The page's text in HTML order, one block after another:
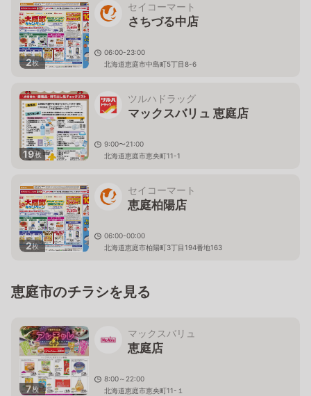
2枚
セイコーマート
さちづる中店
06:00-23:00
北海道恵庭市中島町5丁目8-6
19枚
ツルハドラッグ
マックスバリュ 恵庭店
9:00〜21:00
北海道恵庭市恵央町11-1
2枚
セイコーマート
恵庭柏陽店
06:00-00:00
北海道恵庭市柏陽町3丁目194番地163
恵庭市のチラシを見る
7枚
マックスバリュ
恵庭店
8:00～22:00
北海道恵庭市恵央町11-１